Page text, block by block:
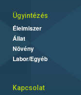
Ügyintézés
Élelmiszer
Állat
Növény
Labor/Egyéb
Kapcsolat